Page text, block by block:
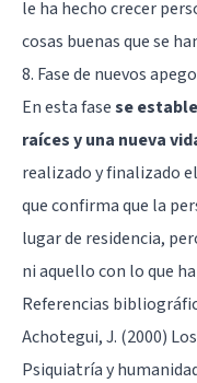
le ha hecho crecer
cosas buenas que se
8. Fase de nuevos
En esta fasese
raíces y una nueva
realizado y finalizado
que confirma que la
lugar de residencia,
ni aquello con lo que
Referencias
Achotegui, J. (2000)
Psiquiatría y